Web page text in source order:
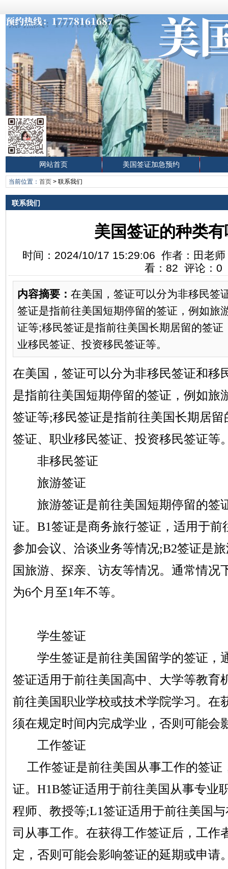
网站首页 美国签证加急预约
当前位置： 首页> 联系我们
联系我们
美国签证的种类
时间：2024/10/17 15:29:06 作者：田老
看：82 评论：0
内容摘要： 在美国，签证可以分为非移民签
签证是指前往美国短期停留的签证，例如旅
证等;移民签证是指前往美国长期居留的签证
业移民签证、投资移民签证等。
在美国，签证可以分为非移民签证和移
是指前往美国短期停留的签证，例如旅
签证等;移民签证是指前往美国长期居
签证、职业移民签证、投资移民签证等
非移民签证
旅游签证
旅游签证是前往美国短期停留的签
证。B1签证是商务旅行签证，适用于前
参加会议、洽谈业务等情况;B2签证是
国旅游、探亲、访友等情况。通常情况
为6个月至1年不等。
学生签证
学生签证是前往美国留学的签证，
签证适用于前往美国高中、大学等教育
前往美国职业学校或技术学院学习。在
须在规定时间内完成学业，否则可能会
工作签证
工作签证是前往美国从事工作的签证
证。H1B签证适用于前往美国从事专业
程师、教授等;L1签证适用于前往美国
司从事工作。在获得工作签证后，工作
定，否则可能会影响签证的延期或申请